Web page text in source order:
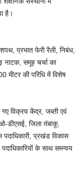
है।
प्रभात फेरी रैली, निबंध,
नाटक, समूह चर्चा का
मीटर की परिधि में विशेष
गए विक्रय केंद्र, जब्ती एवं
डीएसई, जिला तंबाकू,
प्रखंड विकास
के साथ समन्वय